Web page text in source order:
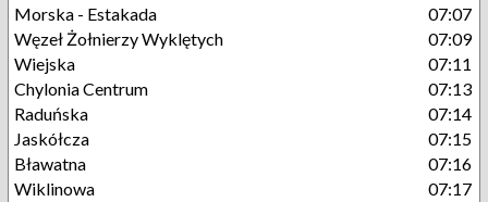
Morska - Estakada
07:07
Węzeł Żołnierzy Wyklętych
07:09
Wiejska
07:11
Chylonia Centrum
07:13
Raduńska
07:14
Jaskółcza
07:15
Bławatna
07:16
Wiklinowa
07:17